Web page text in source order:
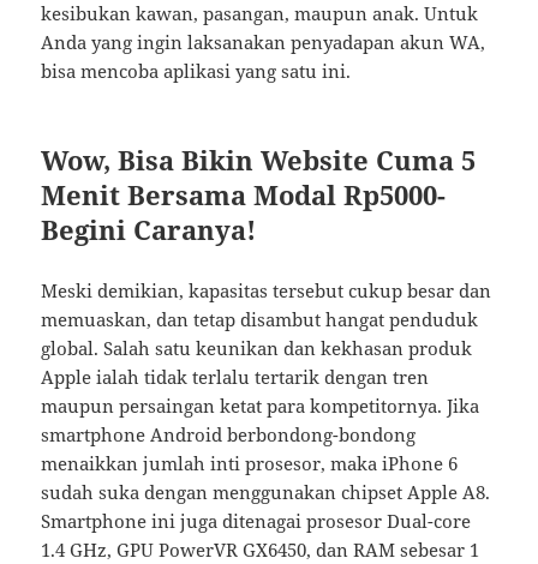
kesibukan kawan, pasangan, maupun anak. Untuk
Anda yang ingin laksanakan penyadapan akun WA,
bisa mencoba aplikasi yang satu ini.
Wow, Bisa Bikin Website Cuma 5
Menit Bersama Modal Rp5000-
Begini Caranya!
Meski demikian, kapasitas tersebut cukup besar dan
memuaskan, dan tetap disambut hangat penduduk
global. Salah satu keunikan dan kekhasan produk
Apple ialah tidak terlalu tertarik dengan tren
maupun persaingan ketat para kompetitornya. Jika
smartphone Android berbondong-bondong
menaikkan jumlah inti prosesor, maka iPhone 6
sudah suka dengan menggunakan chipset Apple A8.
Smartphone ini juga ditenagai prosesor Dual-core
1.4 GHz, GPU PowerVR GX6450, dan RAM sebesar 1